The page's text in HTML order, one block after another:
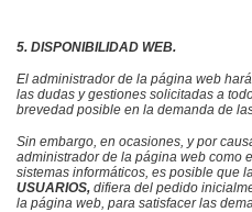
5. DISPONIBILIDAD WEB.
El administrador de la página web
las dudas y gestiones solicitadas a
brevedad posible en la demanda de
Sin embargo, en ocasiones, y por
administrador de la página web como
sistemas informáticos, es posible que
USUARIOS, difiera del pedido
la página web, para satisfacer las